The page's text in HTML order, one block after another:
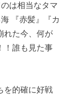
のは相当なタマ
『赤髪』『カ
れた今、何が
！誰も見た事
を的確に好戦